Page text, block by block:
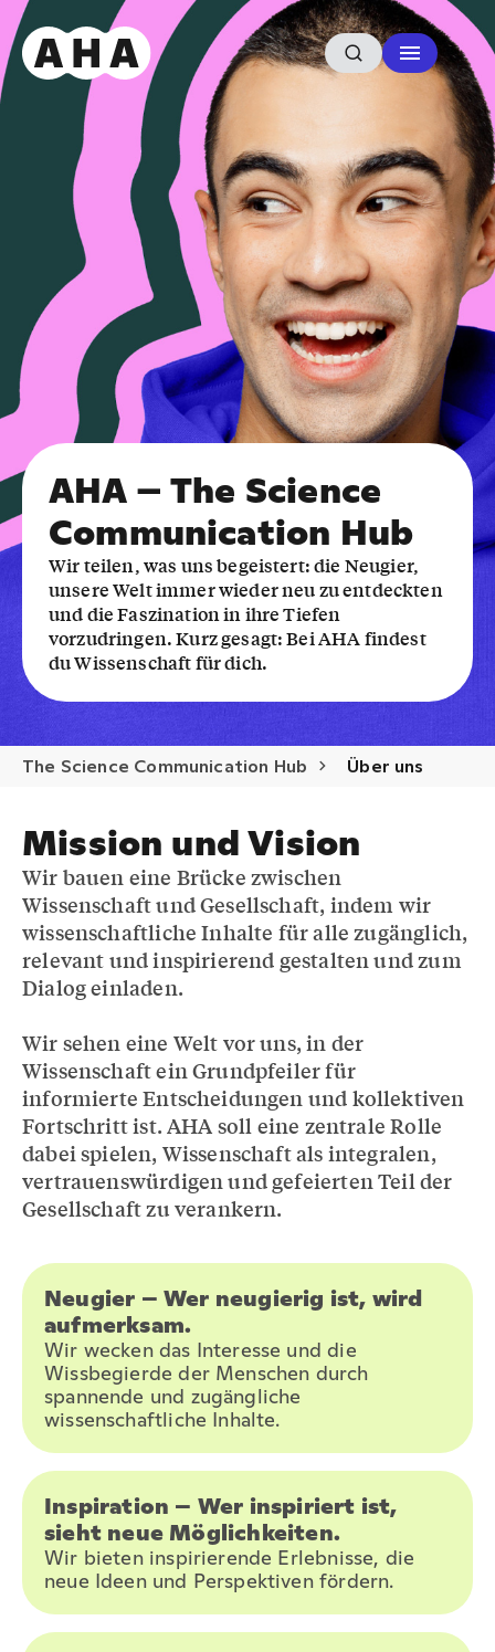
AHA – The Science
Communication Hub
Wir teilen, was uns begeistert: die Neugier,
unsere Welt immer wieder neu zu entdeckten
und die Faszination in ihre Tiefen
vorzudringen. Kurz gesagt: Bei AHA findest
du Wissenschaft für dich.
The Science Communication Hub Über uns
Mission und Vision
Wir bauen eine Brücke zwischen
Wissenschaft und Gesellschaft, indem wir
wissenschaftliche Inhalte für alle zugänglich,
relevant und inspirierend gestalten und zum
Dialog einladen.
Wir sehen eine Welt vor uns, in der
Wissenschaft ein Grundpfeiler für
informierte Entscheidungen und kollektiven
Fortschritt ist. AHA soll eine zentrale Rolle
dabei spielen, Wissenschaft als integralen,
vertrauenswürdigen und gefeierten Teil der
Gesellschaft zu verankern.
Neugier – Wer neugierig ist, wird
aufmerksam.
Wir wecken das Interesse und die
Wissbegierde der Menschen durch
spannende und zugängliche
wissenschaftliche Inhalte.
Inspiration – Wer inspiriert ist,
sieht neue Möglichkeiten.
Wir bieten inspirierende Erlebnisse, die
neue Ideen und Perspektiven fördern.